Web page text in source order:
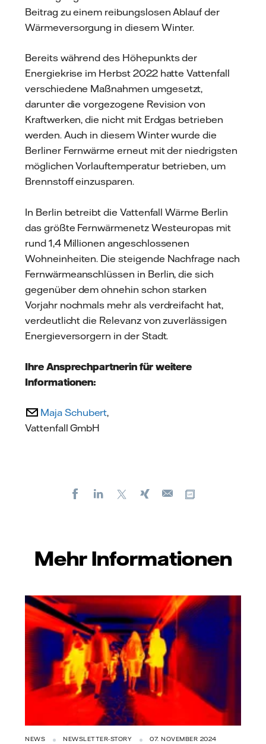
Beitrag zu einem reibungslosen Ablauf der
Wärmeversorgung in diesem Winter.
Bereits während des Höhepunkts der
Energiekrise im Herbst 2022 hatte Vattenfall
verschiedene Maßnahmen umgesetzt,
darunter die vorgezogene Revision von
Kraftwerken, die nicht mit Erdgas betrieben
werden. Auch in diesem Winter wurde die
Berliner Fernwärme erneut mit der niedrigsten
möglichen Vorlauftemperatur betrieben, um
Brennstoff einzusparen.
In Berlin betreibt die Vattenfall Wärme Berlin
das größte Fernwärmenetz Westeuropas mit
rund 1,4 Millionen angeschlossenen
Wohneinheiten. Die steigende Nachfrage nach
Fernwärmeanschlüssen in Berlin, die sich
gegenüber dem ohnehin schon starken
Vorjahr nochmals mehr als verdreifacht hat,
verdeutlicht die Relevanz von zuverlässigen
Energieversorgern in der Stadt.
Ihre Ansprechpartnerin für weitere
Informationen:
Maja Schubert,
Vattenfall GmbH
FacebookLinkedIn Xing
E-
Mehr Informationen
NEWS NEWSLETTER-STORY 07. NOVEMBER 2024